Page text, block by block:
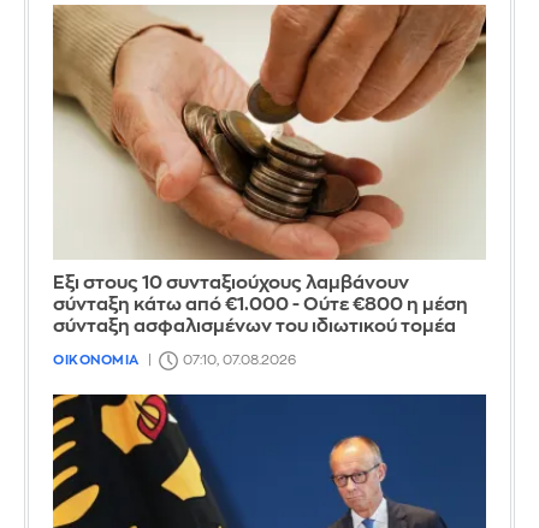
Έξι στους 10 συνταξιούχους λαμβάνουν
σύνταξη κάτω από €1.000 - Ούτε €800 η μέση
σύνταξη ασφαλισμένων του ιδιωτικού τομέα
ΟΙΚΟΝΟΜΙΑ 07:10, 07.08.2026